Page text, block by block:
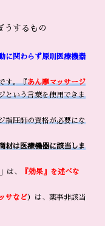
うするもの
に関わらず原則医療機器
す。『あん摩マッサージ
という言葉を使用できま
指圧師の資格が必要にな
材は医療機器に該当しま
は、
『効果』を述べな
サなど）は、薬事非該当